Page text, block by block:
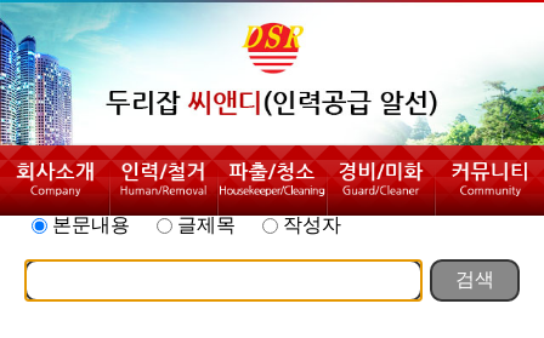
본문내용 글제목 작성자
검색